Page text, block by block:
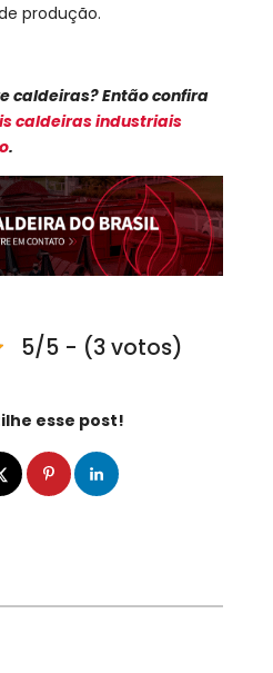
produção.
caldeiras? Então confira
caldeiras industriais
.
5/5 - (3 votos)
esse post!